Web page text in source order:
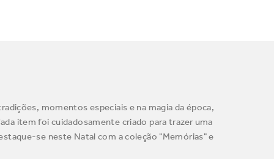
momentos especiais e na magia da época,
item foi cuidadosamente criado para trazer uma
se neste Natal com a coleção "Memórias" e